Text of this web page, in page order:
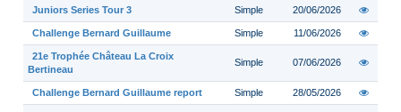
Juniors Series Tour 3 Simple 20/06/2026
Challenge Bernard Guillaume Simple 11/06/2026
21e Trophée Château La Croix
Bertineau
Simple 07/06/2026
Challenge Bernard Guillaume report Simple 28/05/2026